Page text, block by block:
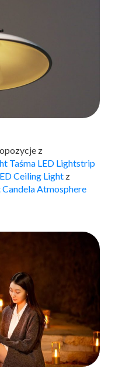
z
Taśma LED Lightstrip
Ceiling Light z
Candela Atmosphere